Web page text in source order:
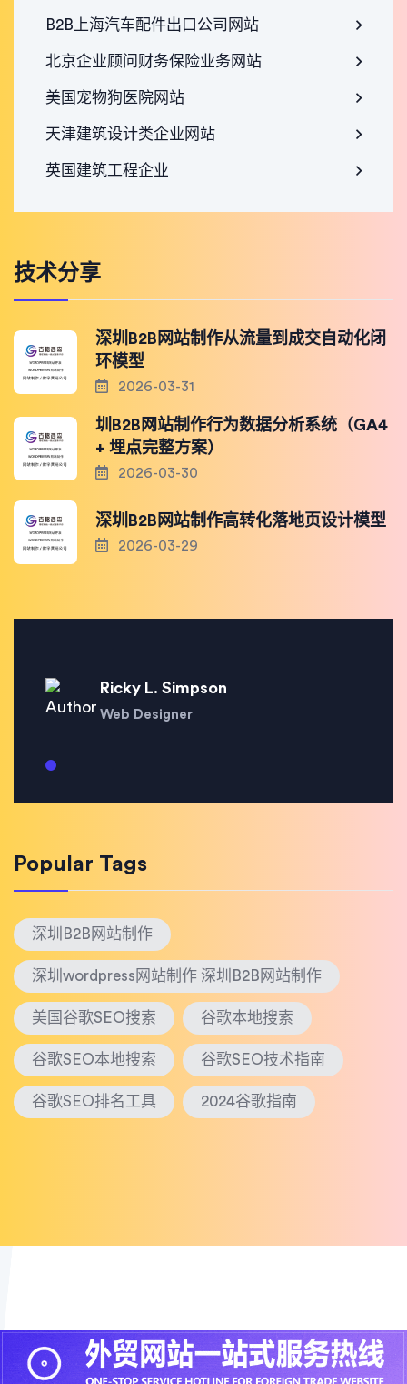
B2B上海汽车配件出口公司网站
北京企业顾问财务保险业务网站
美国宠物狗医院网站
天津建筑设计类企业网站
英国建筑工程企业
技术分享
深圳B2B网站制作从流量到成交自动化闭
环模型
2026-03-31
圳B2B网站制作行为数据分析系统（GA4
+ 埋点完整方案）
2026-03-30
深圳B2B网站制作高转化落地页设计模型
2026-03-29
Ricky L. Simpson
Web Designer
Popular Tags
深圳B2B网站制作
深圳wordpress网站制作 深圳B2B网站制作
美国谷歌SEO搜索 谷歌本地搜索
谷歌SEO本地搜索 谷歌SEO技术指南
谷歌SEO排名工具 2024谷歌指南